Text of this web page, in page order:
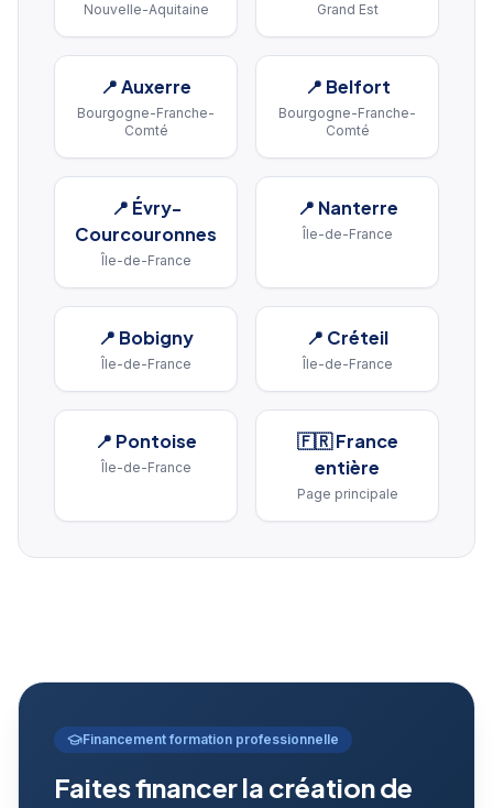
Nouvelle-Aquitaine Grand Est
📍Auxerre
Bourgogne-Franche-
Comté
📍 Belfort
Bourgogne-Franche-
Comté
📍 Évry-
Courcouronnes
Île-de-France
📍 Nanterre
Île-de-France
📍 Bobigny
Île-de-France
📍 Créteil
Île-de-France
📍 Pontoise
Île-de-France
🇫🇷 France
entière
Page principale
Financement formation professionnelle
Faites financer la création de